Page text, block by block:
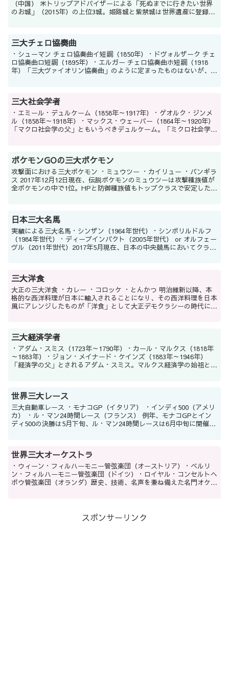
（中国） 米トリップアドバイザーによる「死ぬまでに行きたい世界
のお城」（2015年）の上位3城。姫路城と紫禁城は世界遺産に登録さ
三大チェロ協奏曲
・シューマン チェロ協奏曲イ短調（1850年）・ドヴォルザーク チェ
ロ協奏曲ロ短調（1895年）・エルガー チェロ協奏曲ホ短調（1918
年）「三大ヴァイオリン協奏曲」のように定まったものはないが、知
三大社会学者
・エミール・デュルケーム（1858年～1917年）・ゲオルク・ジンメ
ル（1858年～1918年）・マックス・ウェーバー（1864年～1920年）
「マクロ社会学の父」ともいうべきデュルケーム。「ミクロ社会学の
ポケモンGOの三大ポケモン
攻撃面における三大ポケモン ・ミュウツー ・カイリュー ・バンギラ
ス 2017年12月12日現在、伝説ポケモンのミュウツーは攻撃種族値が
全ポケモンの中で1位。HPと防御種族値もトップクラスで安定した強
日本三大名馬
実績による三大名馬・シンザン（1964年世代）・シンボリルドルフ
（1984年世代）・ディープインパクト（2005年世代） or オルフェー
ヴル（2011年世代）2017年5月現在、日本の中央競馬においてクラシ
三大洋食
大正の三大洋食 ・カレー ・コロッケ ・とんかつ 明治維新以降、本
格的な西洋料理が日本に輸入されることになり、その西洋料理を日本
風にアレンジしたものが「洋食」として大正デモクラシーの時代に一
三大経済学者
・アダム・スミス（1723年～1790年）・カール・マルクス（1818年
～1883年）・ジョン・メイナード・ケインズ（1883年～1946年）
「経済学の父」とされるアダム・スミス。マルクス経済学の始祖とな
世界三大レース
三大自動車レース ・モナコGP（イタリア） ・インディ500（アメリ
カ） ・ル・マン24時間レース（フランス） 例年、モナコGPとイン
ディ500の決勝は5月下旬、ル・マン24時間レースは6月中旬に開催さ
世界三大オーケストラ
・ウィーン・フィルハーモニー管弦楽団（オーストリア）・ベルリ
ン・フィルハーモニー管弦楽団（ドイツ）・ロイヤル・コンセルトヘ
ボウ管弦楽団（オランダ）歴史、技術、名声を兼ね備えた名門オケと
スポンサーリンク